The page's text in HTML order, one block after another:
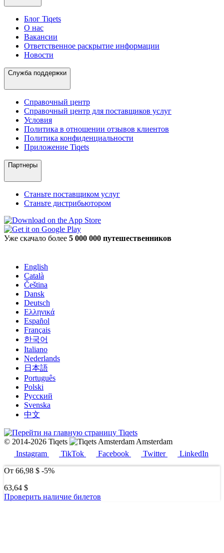
Блог Tiqets
О нас
Вакансии
Ответственное раскрытие информации
Новости
Служба поддержки
Справочный центр
Справочный центр для поставщиков услуг
Условия
Политика в отношении отзывов клиентов
Политика конфиденциальности
Приложение Tiqets
Партнеры
Станьте поставщиком услуг
Станьте дистрибьютором
Уже скачало более 5 000 000 путешественников
English
Català
Čeština
Dansk
Deutsch
Ελληνικά
Español
Français
한국어
Italiano
Nederlands
日本語
Português
Polski
Русский
Svenska
中文
© 2014-2026 Tiqets
Amsterdam
Instagram
TikTok Facebook Twitter
LinkedIn
От 66,98 $ -5%
63,64 $
Проверить наличие билетов